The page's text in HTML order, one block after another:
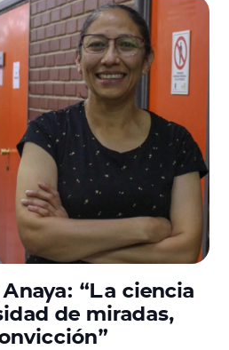
“La ciencia
de miradas,